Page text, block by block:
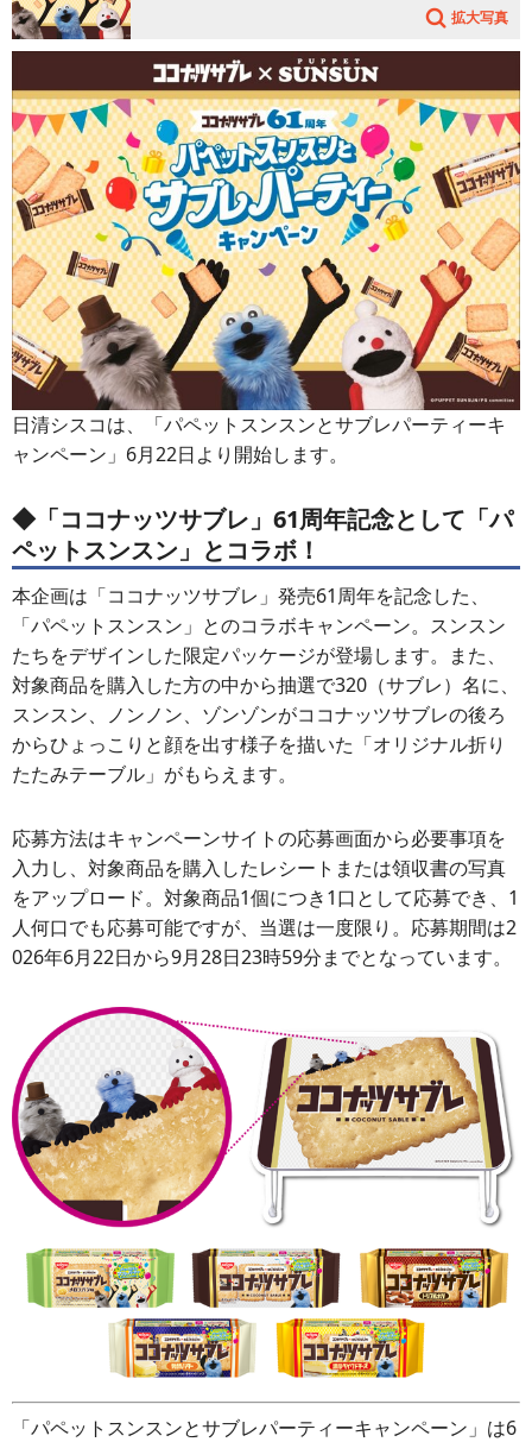
拡大写真
日清シスコは、「パペットスンスンとサブレパーティーキ
ャンペーン」6月22日より開始します。
◆「ココナッツサブレ」61周年記念として「パ
ペットスンスン」とコラボ！
本企画は「ココナッツサブレ」発売61周年を記念した、
「パペットスンスン」とのコラボキャンペーン。スンスン
たちをデザインした限定パッケージが登場します。また、
対象商品を購入した方の中から抽選で320（サブレ）名に、
スンスン、ノンノン、ゾンゾンがココナッツサブレの後ろ
からひょっこりと顔を出す様子を描いた「オリジナル折り
たたみテーブル」がもらえます。
応募方法はキャンペーンサイトの応募画面から必要事項を
入力し、対象商品を購入したレシートまたは領収書の写真
をアップロード。対象商品1個につき1口として応募でき、1
人何口でも応募可能ですが、当選は一度限り。応募期間は2
026年6月22日から9月28日23時59分までとなっています。
「パペットスンスンとサブレパーティーキャンペーン」は6